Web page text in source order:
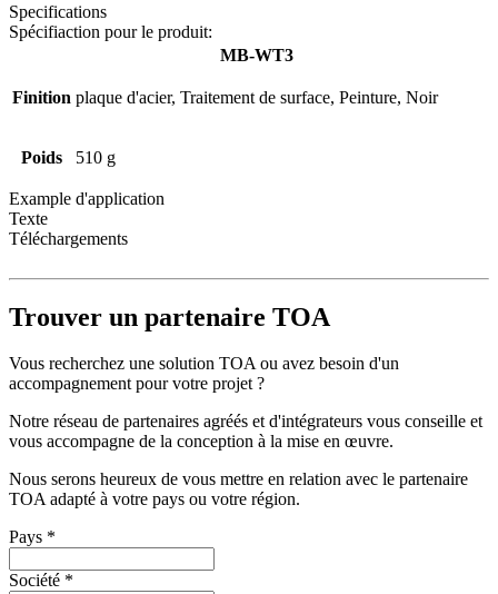
Specifications
Spécifiaction pour le produit:
MB-WT3
Finition plaque d'acier, Traitement de surface, Peinture, Noir
Poids 510 g
Example d'application
Texte
Téléchargements
Trouver un partenaire TOA
Vous recherchez une solution TOA ou avez besoin d'un
accompagnement pour votre projet ?
Notre réseau de partenaires agréés et d'intégrateurs vous conseille et
vous accompagne de la conception à la mise en œuvre.
Nous serons heureux de vous mettre en relation avec le partenaire
TOA adapté à votre pays ou votre région.
Pays *
Société *